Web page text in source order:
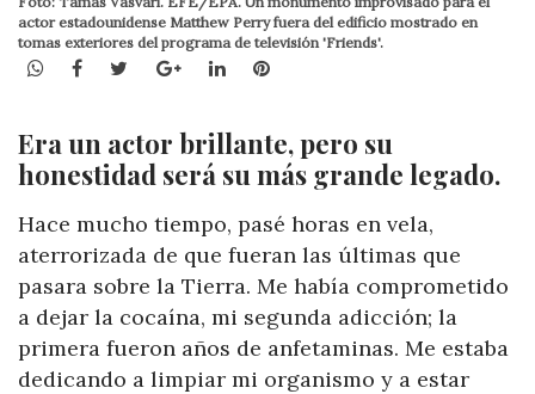
actor estadounidense Matthew Perry fuera del edificio mostrado en
tomas exteriores del programa de televisión 'Friends'.
WhatsApp
Facebook
TwitterGoogle+LinkedInPinterest
Era un actor brillante, pero su
honestidad será su más grande legado.
Hace mucho tiempo, pasé horas en vela,
aterrorizada de que fueran las últimas que
pasara sobre la Tierra. Me había comprometido
a dejar la cocaína, mi segunda adicción; la
primera fueron años de anfetaminas. Me estaba
dedicando a limpiar mi organismo y a estar